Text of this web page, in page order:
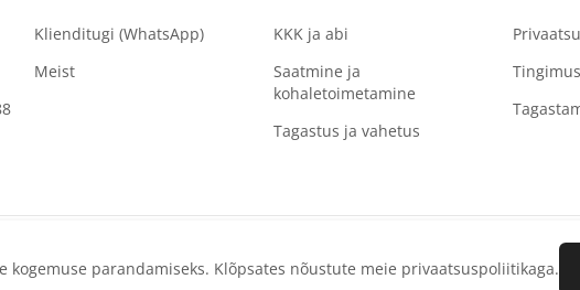
Klienditugi (WhatsApp)
Meist
KKK ja abi
Saatmine ja
kohaletoimetamine
Tagastus ja vahetus
kogemuse parandamiseks. Klõpsates nõustute meie privaatsuspoliitikaga.